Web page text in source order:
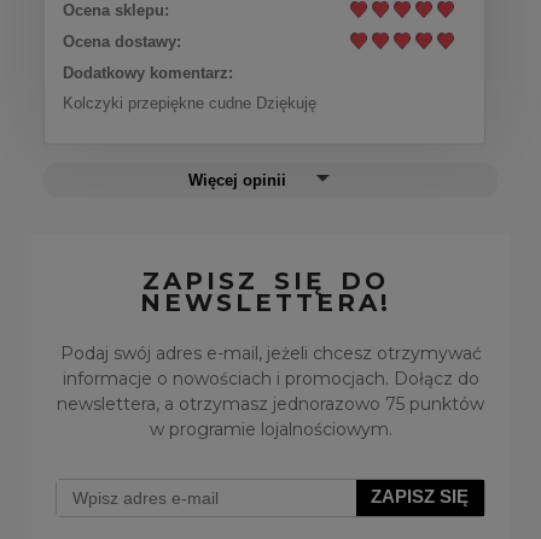
Ocena sklepu:
Ocena dostawy:
Dodatkowy komentarz:
Kolczyki przepiękne cudne Dziękuję
Więcej opinii
ZAPISZ SIĘ DO
NEWSLETTERA!
Podaj swój adres e-mail, jeżeli chcesz otrzymywać
informacje o nowościach i promocjach. Dołącz do
newslettera, a otrzymasz jednorazowo 75 punktów
w programie lojalnościowym.
ZAPISZ SIĘ